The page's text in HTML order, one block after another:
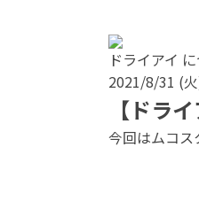
ドライアイ
2021/8/31 (
【ドラ
今回はムコス